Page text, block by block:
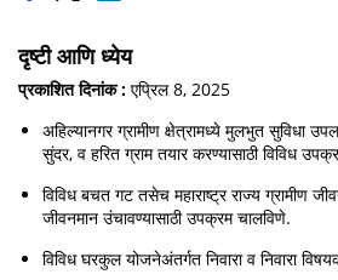
दृष्टी आणि ध्येय
प्रकाशित दिनांक : एप्रिल 8, 2025
अहिल्यानगर ग्रामीण क्षेत्रामध्ये मुलभुत सुविधा
सुंदर, व हरित ग्राम तयार करण्यासाठी विविध
विविध बचत गट तसेच महाराष्ट्र राज्य ग्रामीण
जीवनमान उंचावण्यासाठी उपक्रम चालविणे.
विविध घरकुल योजनेअंतर्गत निवारा व निवारा